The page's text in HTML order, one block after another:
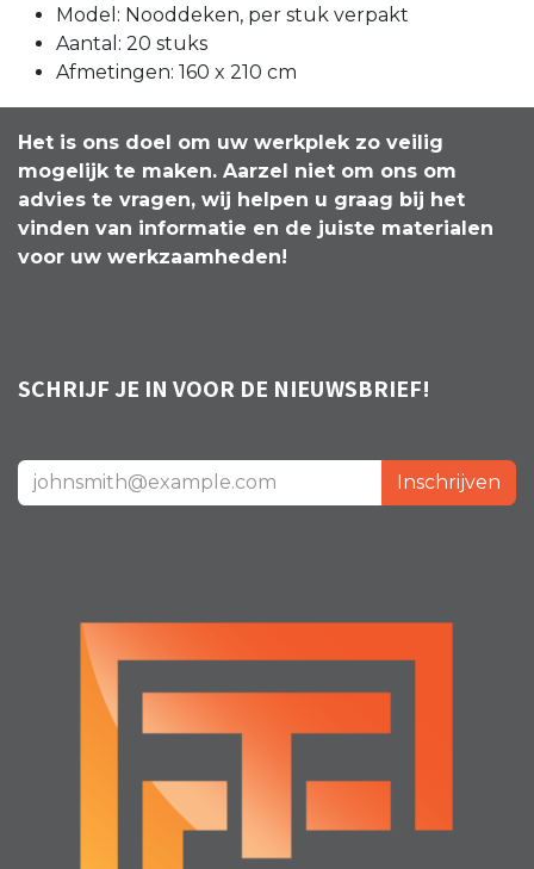
Model: Nooddeken, per stuk verpakt
Aantal: 20 stuks
Afmetingen: 160 x 210 cm
Het is ons doel om uw werkplek zo veilig
mogelijk te maken. Aarzel niet om ons om
advies te vragen, wij helpen u graag bij het
vinden van informatie en de juiste materialen
voor uw werkzaamheden!
SCHRIJF JE IN VOOR DE NIEUWSBRIEF!
Inschrijven